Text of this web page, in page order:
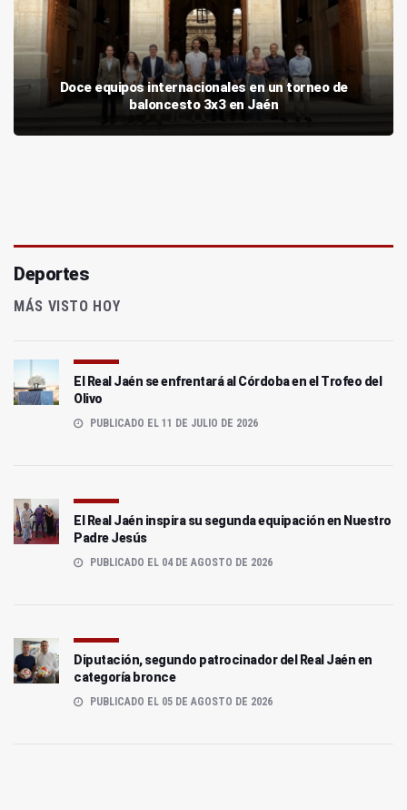
Doce equipos internacionales en un torneo de
baloncesto 3x3 en Jaén
Deportes
MÁS VISTO HOY
El Real Jaén se enfrentará al Córdoba en el Trofeo del
Olivo
PUBLICADO EL 11 DE JULIO DE 2026
El Real Jaén inspira su segunda equipación en Nuestro
Padre Jesús
PUBLICADO EL 04 DE AGOSTO DE 2026
Diputación, segundo patrocinador del Real Jaén en
categoría bronce
PUBLICADO EL 05 DE AGOSTO DE 2026